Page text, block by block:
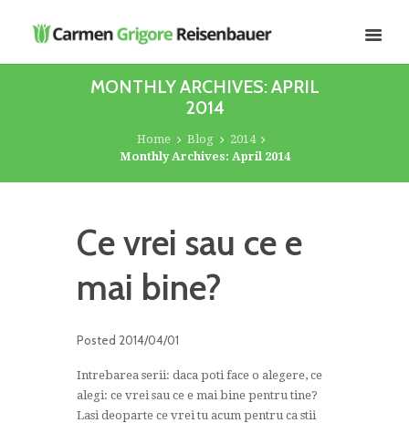
MONTHLY ARCHIVES: APRIL
2014
Home Blog
2014
Monthly Archives: April 2014
Ce vrei sau ce e
mai bine?
Posted 2014/04/01
Intrebarea serii: daca poti face o alegere, ce
alegi: ce vrei sau ce e mai bine pentru tine?
Lasi deoparte ce vrei tu acum pentru ca stii